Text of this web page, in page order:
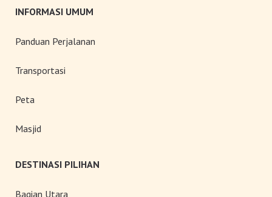
INFORMASI UMUM
Panduan Perjalanan
Transportasi
Peta
Masjid
DESTINASI PILIHAN
Bagian Utara